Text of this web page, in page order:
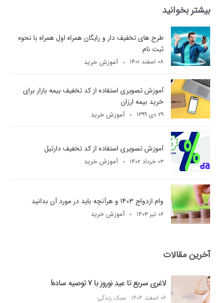
بیشتر بخوانید
طرح های تخفیف دار و رایگان همراه اول​ همراه با نحوه
ثبت نام
۰۸ اسفند ۱۴۰۱ آموزش خرید
آموزش تصویری استفاده از کد تخفیف بیمه بازار برای
خرید بیمه ارزان
۲۹ دی ۱۳۹۹ آموزش خرید
آموزش تصویری استفاده از کد تخفیف دارتیل
۰۳ خرداد ۱۴۰۲ آموزش خرید
وام ازدواج 1403 و هرآنچه باید در مورد آن بدانید
۰۶ تیر ۱۴۰۳ آموزش خرید
آخرین مقالات
لاغری سریع تا عید نوروز با 7 توصیه ساده!
۰۶ اسفند ۱۴۰۴ سبک زندگی